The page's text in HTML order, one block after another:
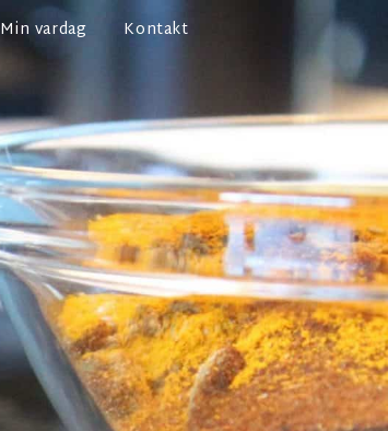
Min vardag Kontakt